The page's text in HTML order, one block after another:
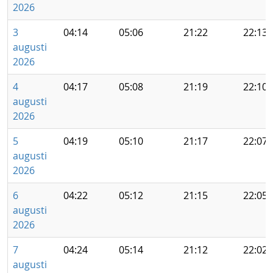
2026
3
augusti
2026
04:14 05:06 21:22 22:13
4
augusti
2026
04:17 05:08 21:19 22:10
5
augusti
2026
04:19 05:10 21:17 22:07
6
augusti
2026
04:22 05:12 21:15 22:05
7
augusti
04:24 05:14 21:12 22:02